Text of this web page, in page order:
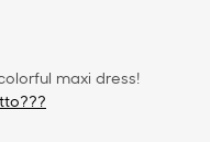
maxi dress!